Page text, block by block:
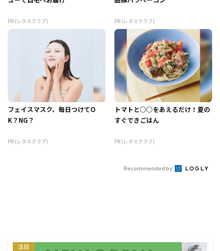
PR (レタスクラブ) PR (レタスクラブ)
フェイスマスク、毎日つけてO
K？NG？
PR (レタスクラブ)
トマトと○○をあえるだけ！夏の
すぐできごはん
PR (レタスクラブ)
Recommended by
注目